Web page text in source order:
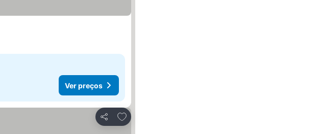
Ver preços
Partilhar
Adicionar aos favoritos